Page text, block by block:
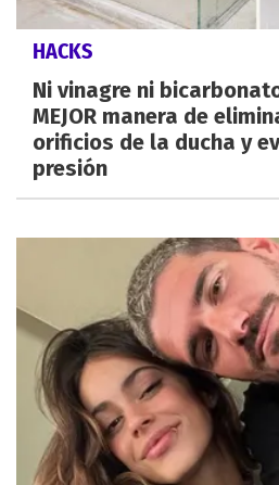
HACKS
Ni vinagre ni
MEJOR manera de
orificios de la ducha y
presión